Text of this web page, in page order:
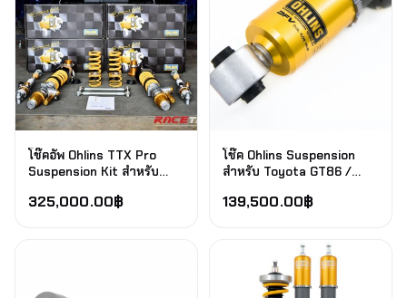
โช๊คอัพ Ohlins TTX Pro
Suspension Kit สำหรับ
325,000.00฿
โช๊ค Ohlins Suspension
สำหรับ Toyota GT86 /
139,500.00฿